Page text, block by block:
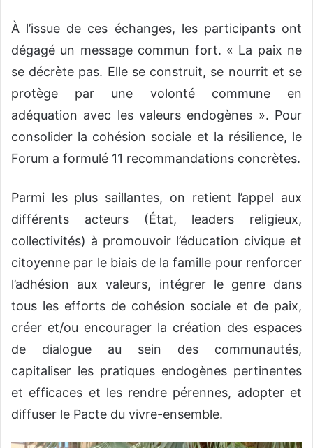
À l’issue de ces échanges, les participants ont
dégagé un message commun fort. « La paix ne
se décrète pas. Elle se construit, se nourrit et se
protège par une volonté commune en
adéquation avec les valeurs endogènes ». Pour
consolider la cohésion sociale et la résilience, le
Forum a formulé 11 recommandations concrètes.
Parmi les plus saillantes, on retient l’appel aux
différents acteurs (État, leaders religieux,
collectivités) à promouvoir l’éducation civique et
citoyenne par le biais de la famille pour renforcer
l’adhésion aux valeurs, intégrer le genre dans
tous les efforts de cohésion sociale et de paix,
créer et/ou encourager la création des espaces
de dialogue au sein des communautés,
capitaliser les pratiques endogènes pertinentes
et efficaces et les rendre pérennes, adopter et
diffuser le Pacte du vivre-ensemble.